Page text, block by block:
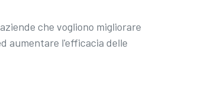
che vogliono migliorare
aumentare l'efficacia delle